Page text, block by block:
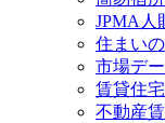
JPMA人
住まい
市場デ
賃貸住
不動産